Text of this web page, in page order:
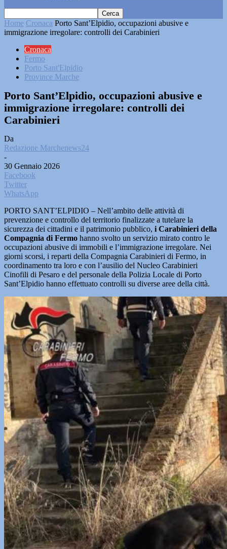
Home Cronaca Porto Sant’Elpidio, occupazioni abusive e
immigrazione irregolare: controlli dei Carabinieri
Cronaca
Fermo
Porto Sant'Elpidio
Province Marche
Porto Sant’Elpidio, occupazioni abusive e
immigrazione irregolare: controlli dei
Carabinieri
Da
Redazione Marchenews24
-
30 Gennaio 2026
Facebook
Twitter
WhatsApp
PORTO SANT’ELPIDIO – Nell’ambito delle attività di
prevenzione e controllo del territorio finalizzate a tutelare la
sicurezza dei cittadini e il patrimonio pubblico, i Carabinieri della
Compagnia di Fermo hanno svolto un servizio mirato contro le
occupazioni abusive di immobili e l’immigrazione irregolare. Nei
giorni scorsi, i reparti della Compagnia Carabinieri di Fermo, in
coordinamento tra loro e con l’ausilio del Nucleo Carabinieri
Cinofili di Pesaro e del personale della Polizia Locale di Porto
Sant’Elpidio hanno effettuato controlli su diverse aree della città.